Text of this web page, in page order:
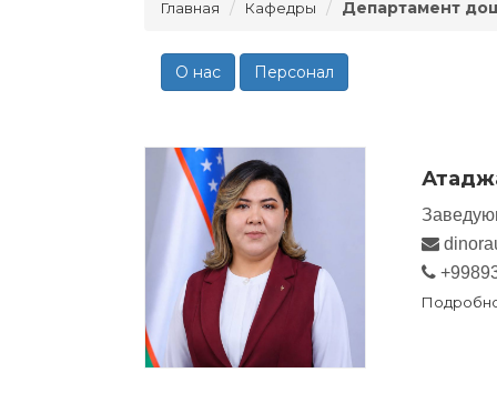
Главная Кафедры Департамент
О нас Персонал